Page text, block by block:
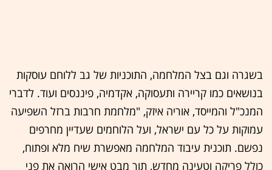
בשגרה וגם בצל המלחמה, התוכניות של גב ללוחם עוסקות
בנושאים כמו קריירה ותעסוקה, אקדמיה, פיננסים ועוד. לדברי
המנכ"ל והמייסד, אוריה איזק, "מלחמת חרבות ברזל השפיעה
עמוקות על כל עם ישראל, ועל הלוחמים שעדיין מחרפים
נפשם. תוכנית עיבוד המלחמה מאפשרת שיח מלא ופתוח,
כולל פריקה וטעינה מחדש, תוך מבט אישי הרואה את פני